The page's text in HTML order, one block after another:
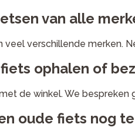
van alle
veel verschillende merken.
ophalen of
de winkel. We bespreken
oude fiets nog